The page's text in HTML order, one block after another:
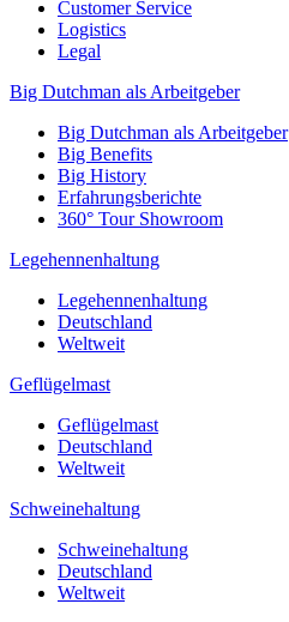
Customer Service
Logistics
Legal
Big Dutchman als Arbeitgeber
Big Dutchman als Arbeitgeber
Big Benefits
Big History
Erfahrungsberichte
360° Tour Showroom
Legehennenhaltung
Legehennenhaltung
Deutschland
Weltweit
Geflügelmast
Geflügelmast
Deutschland
Weltweit
Schweinehaltung
Schweinehaltung
Deutschland
Weltweit